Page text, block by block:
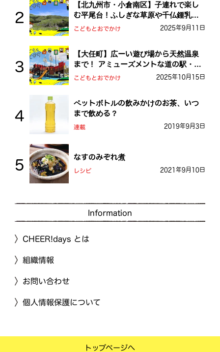
【北九州市・小倉南区】子連れで楽し
む平尾台！ふしぎな草原や千仏鍾乳洞
を探検しよう！
こどもとおでかけ 2025年9月11日
【大任町】広ーい遊び場から天然温泉
まで！ アミューズメントな道の駅・お
おとう桜街道
こどもとおでかけ 2025年10月15日
ペットボトルの飲みかけのお茶、いつ
まで飲める？
連載 2019年9月3日
なすのみぞれ煮
レシピ 2021年9月10日
Information
CHEER!days とは
組織情報
お問い合わせ
個人情報保護について
トップページへ